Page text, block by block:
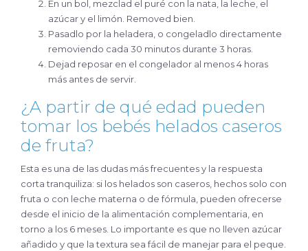
En un bol, mezclad el puré con la nata, la leche, el
azúcar y el limón. Removed bien.
Pasadlo por la heladera, o congeladlo directamente
removiendo cada 30 minutos durante 3 horas.
Dejad reposar en el congelador al menos 4 horas
más antes de servir.
¿A partir de qué edad pueden
tomar los bebés helados caseros
de fruta?
Esta es una de las dudas más frecuentes y la respuesta
corta tranquiliza: si los helados son caseros, hechos solo con
fruta o con leche materna o de fórmula, pueden ofrecerse
desde el inicio de la alimentación complementaria, en
torno a los 6 meses. Lo importante es que no lleven azúcar
añadido y que la textura sea fácil de manejar para el peque.